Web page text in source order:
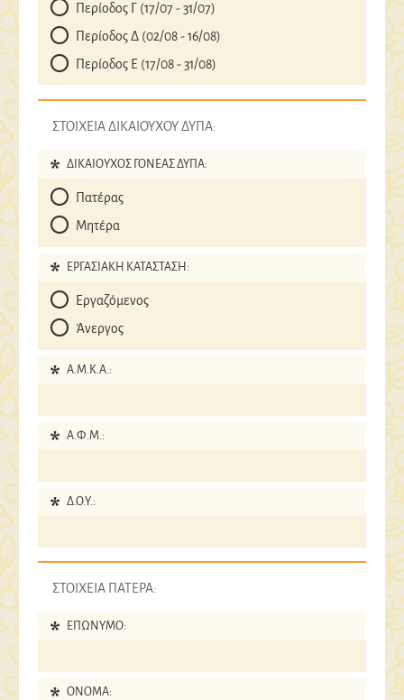
Περίοδος Γ (17/07 - 31/07)
Περίοδος Δ (02/08 - 16/08)
Περίοδος Ε (17/08 - 31/08)
ΣΤΟΙΧΕΙΑ ΔΙΚΑΙΟΥΧΟΥ ΔΥΠΑ:
ΔΙΚΑΙΟΥΧΟΣ ΓΟΝΕΑΣ ΔΥΠΑ:
Πατέρας
Μητέρα
ΕΡΓΑΣΙΑΚΗ ΚΑΤΑΣΤΑΣΗ:
Εργαζόμενος
Άνεργος
A.M.K.A.:
Α.Φ.Μ.:
Δ.Ο.Υ.:
ΣΤΟΙΧΕΙΑ ΠΑΤΕΡΑ:
ΕΠΩΝΥΜΟ:
ΟΝΟΜΑ: